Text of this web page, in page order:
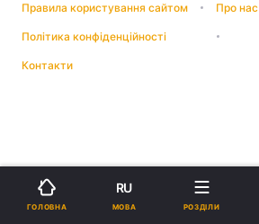
Правила користування сайтом Про нас
Політика конфіденційності
Контакти
ГОЛОВНА
RU
МОВА РОЗДІЛИ